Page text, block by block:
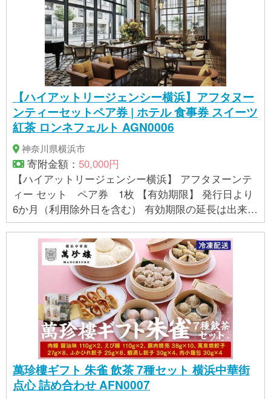
館（レストラン）、馬車道十番館（英国風酒場）、
天七、虎幻庭 関内店、じゃのめや、ブラッスリ
ー・ピガール横浜、DINING BAR WOODBELL、横浜
ビール 本店レストランUMAYA 【元町・山下公園周
辺】 仏蘭西料亭 横濱元町霧笛楼、横濱元町霧笛楼
「Cafe Next-door」、しょうゆきゃふぇ、エリゼ光、
THE WHARF HOUSE 山下公園、LIVING CRAFT BEE
R BAR、THE HOF BRAU、肉の溶岩グリル&横浜地野
菜 H.B's nest、Cafe & Cocktail Bar En Route、Deli &
Restaurant Bar Maachin 【横浜中華街】 重慶飯店本
館、重慶飯店新館、重慶茶樓本店、ブラスリー ミリ
ーラ・フォーレ、翡翠楼本店、翡翠楼新館、王府井
レストラン、王府井酒家、西遊記、廣翔記新館、景
珍楼新館、福龍酒家、ROUROU cafe、アートリック
ミュージアム、台灣 蘭丹茶房、景徳鎮酒家、景徳鎮
新館、中華街大飯店、四川料理 成都 【横浜駅・戸塚
周辺】 虎幻庭 横浜店、久右衛門邸、炭火焼鳥とり
吉、鉄板処TETSU -徹-、もんじゃ横丁 戸塚店 ※対象
店舗は変更になる場合がありますので、ご利用前に
チケット画面下部の「使えるお店一覧」からご確認
の上ご利用下さい ※利用条件を設けているお店もある
ため、ご利用前にご確認下さい 【有効期限】 6ヶ月
（チケット画面に記載がございます）
【ハイアットリージェンシー横浜】アフタヌー
ンティーセットペア券 | ホテル 食事券 スイーツ
紅茶 ロンネフェルト AGN0006
神奈川県横浜市
寄附金額： 50,000円
【ハイアットリージェンシー横浜】 アフタヌーンテ
ィー セット ペア券 1枚 【有効期限】 発行日より
6か月（利用除外日を含む） 有効期限の延長は出来か
ねます。
萬珍樓ギフト 朱雀 飲茶 7種セット 横浜中華街
点心 詰め合わせ AFN0007